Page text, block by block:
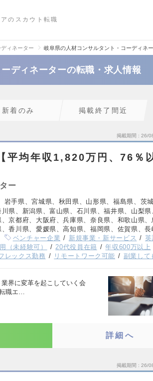
のスカウト転職
ィネーター 岐阜県の人材コンサルタント・コーディネ
ディネーターの転職・求人情報
新着のみ 掲載終了間近
掲載期間 26/
平均年収1,820万円、76％
ー
岩手県、宮城県、秋田県、山形県、福島県、茨
県、新潟県、富山県、石川県、福井県、山梨県
京都府、大阪府、兵庫県、奈良県、和歌山県、
香川県、愛媛県、高知県、福岡県、佐賀県、長
ベンチャー企業 新規事業・新サービス
英
（未経験可） 20代役員在籍 年収600万以上
レックス勤務 リモートワーク可能 副業して
界に変革を起こしていく会
職エ…
詳細へ
掲載期間 26/